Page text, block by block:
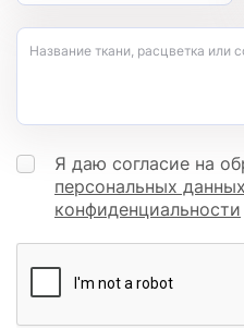
Название ткани, расцветка или
Я даю согласие на
персональных данных
конфиденциальности